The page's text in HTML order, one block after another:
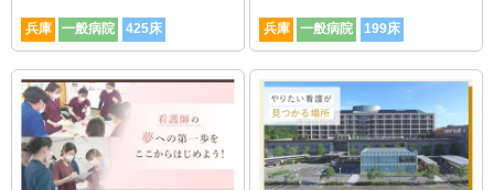
旭川荘厚生専門学院、岡山医療福祉専門学校、岡山県立倉敷中央高等学
校、岡山県立大学、岡山大学、岡山建部医療福祉専門学校、川崎医療福
【広島県】
県立広島大学、市立福知山市民病院付属看護学校、広島国際大学、広島
市立看護専門学校、広島都市学園大学、広島文化学園大学、福山市医師
会看護専門学校、福山平成大学、安田女子大学
兵庫 一般病院 425床 兵庫 一般病院 199床